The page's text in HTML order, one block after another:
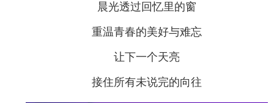
晨光透过回忆里的窗
重温青春的美好与难忘
让下一个天亮
接住所有未说完的向往